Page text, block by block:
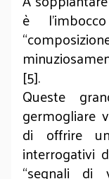
è
[5].
Queste
germogliare
di offrire
interrogativi
“segnali di